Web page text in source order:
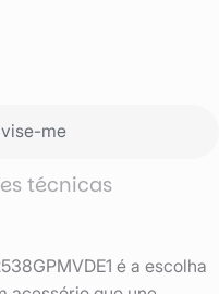
me
técnicas
é a escolha